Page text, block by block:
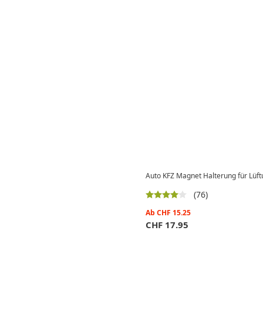
Auto KFZ Magnet Halterung für
(76)
Ab CHF 15.25
CHF 17.95